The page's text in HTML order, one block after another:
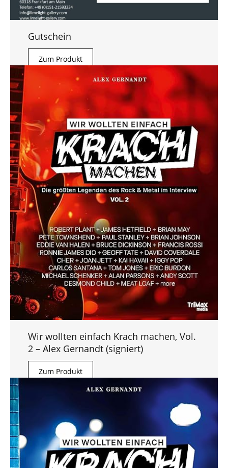
Gutschein
Zum Produkt
Wir wollten einfach Krach machen, Vol.
2 – Alex Gernandt (signiert)
Zum Produkt